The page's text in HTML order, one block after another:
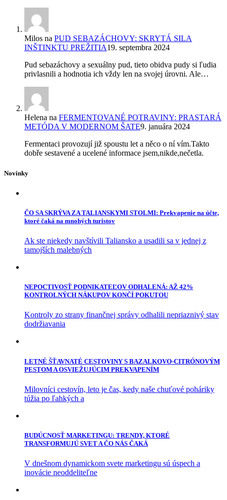
Milos na PUD SEBAZÁCHOVY: SKRYTÁ SILA
INŠTINKTU PREŽITIA19. septembra 2024
Pud sebazáchovy a sexuálny pud, tieto obidva pudy si ľudia
privlasnili a hodnotia ich vždy len na svojej úrovni. Ale…
Helena na FERMENTOVANÉ POTRAVINY: PRASTARÁ
METÓDA V MODERNOM ŠATE9. januára 2024
Fermentaci provozují již spoustu let a něco o ní vím.Takto
dobře sestavené a ucelené informace jsem,nikde,nečetla.
Novinky
ČO SA SKRÝVA ZA TALIANSKYMI STOLMI: Prekvapenie na účte,
ktoré čaká na mnohých turistov
Ak ste niekedy navštívili Taliansko a usadili sa v jednej z
tamojších malebných
NEPOCTIVOSŤ PODNIKATEĽOV ODHALENÁ: AŽ 42%
KONTROLNÝCH NÁKUPOV KONČÍ POKUTOU
Kontroly zo strany finančnej správy odhalili nepriaznivý stav
dodržiavania
LETNÉ ŠŤAVNATÉ CESTOVINY S BAZALKOVO-CITRÓNOVÝM
PESTOM A OSVIEŽUJÚCIM PREKVAPENÍM
Milovníci cestovín, leto je čas, kedy naše chuťové poháriky
túžia po ľahkých a
BUDÚCNOSŤ MARKETINGU: TRENDY, KTORÉ
TRANSFORMUJÚ SVET A ČO NÁS ČAKÁ
V dnešnom dynamickom svete marketingu sú úspech a
inovácie neoddeliteľne